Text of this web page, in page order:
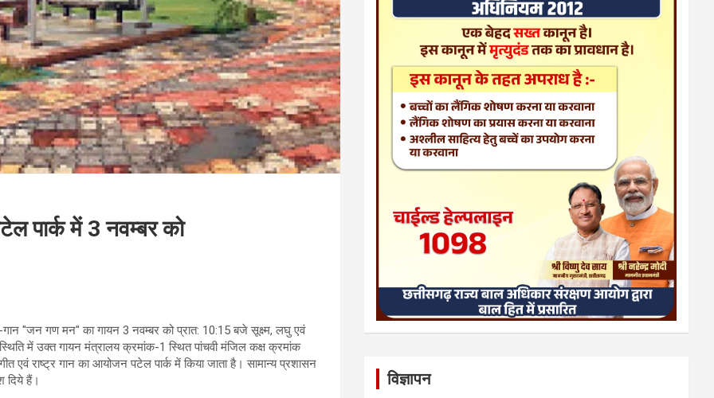
पार्क में 3 नवम्बर को
-गान "जन गण मन" का गायन 3 नवम्बर को प्रात: 10:15 बजे सूक्ष्म, लघु एवं
में उक्त गायन मंत्रालय क्रमांक-1 स्थित पांचवी मंजिल कक्ष क्रमांक
एवं राष्ट्र गान का आयोजन पटेल पार्क में किया जाता है। सामान्य प्रशासन
दिये हैं।
विज्ञापन